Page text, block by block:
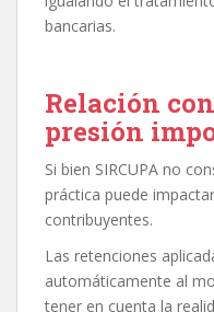
bancarias.
Relación
presión
Si bien SIRCUPA no
práctica puede
contribuyentes.
Las retenciones
automáticamente al
tener en cuenta la